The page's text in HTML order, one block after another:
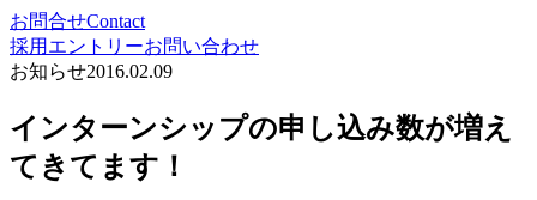
お問合せContact
採用エントリーお問い合わせ
お知らせ2016.02.09
インターンシップの申し込み数が増え
てきてます！